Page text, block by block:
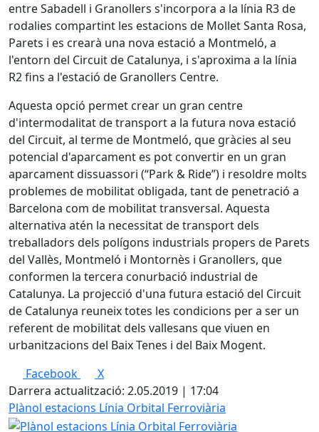
entre Sabadell i Granollers s'incorpora a la línia R3 de
rodalies compartint les estacions de Mollet Santa Rosa,
Parets i es crearà una nova estació a Montmeló, a
l'entorn del Circuit de Catalunya, i s'aproxima a la línia
R2 fins a l'estació de Granollers Centre.
Aquesta opció permet crear un gran centre
d'intermodalitat de transport a la futura nova estació
del Circuit, al terme de Montmeló, que gràcies al seu
potencial d'aparcament es pot convertir en un gran
aparcament dissuassori (“Park & Ride”) i resoldre molts
problemes de mobilitat obligada, tant de penetració a
Barcelona com de mobilitat transversal. Aquesta
alternativa atén la necessitat de transport dels
treballadors dels polígons industrials propers de Parets
del Vallès, Montmeló i Montornès i Granollers, que
conformen la tercera conurbació industrial de
Catalunya. La projecció d'una futura estació del Circuit
de Catalunya reuneix totes les condicions per a ser un
referent de mobilitat dels vallesans que viuen en
urbanitzacions del Baix Tenes i del Baix Mogent.
Facebook
X
Darrera actualització: 2.05.2019 | 17:04
Plànol estacions Línia Orbital Ferroviària